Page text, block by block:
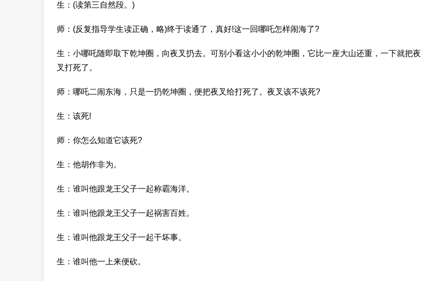
生：(读第三自然段。)
师：(反复指导学生读正确，略)终于读通了，真好!这一回哪吒怎样闹海了?
生：小哪吒随即取下乾坤圈，向夜叉扔去。可别小看这小小的乾坤圈，它比一座大山还重，一下就把夜
叉打死了。
师：哪吒二闹东海，只是一扔乾坤圈，便把夜叉给打死了。夜叉该不该死?
生：该死!
师：你怎么知道它该死?
生：他胡作非为。
生：谁叫他跟龙王父子一起称霸海洋。
生：谁叫他跟龙王父子一起祸害百姓。
生：谁叫他跟龙王父子一起干坏事。
生：谁叫他一上来便砍。